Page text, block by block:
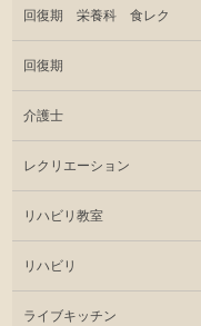
回復期 栄養科 食レク
回復期
介護士
レクリエーション
リハビリ教室
リハビリ
ライブキッチン